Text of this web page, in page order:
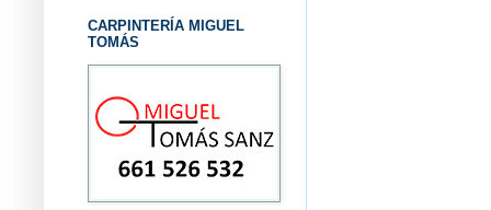
CARPINTERÍA MIGUEL
TOMÁS